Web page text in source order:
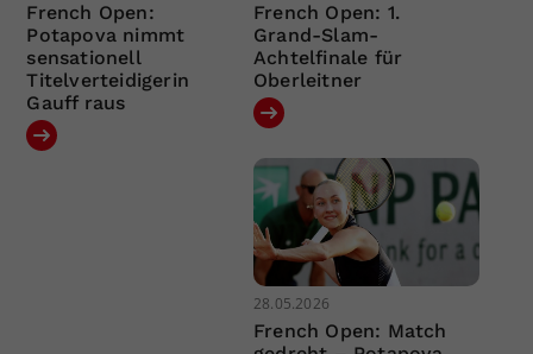
French Open:
Potapova nimmt
sensationell
Titelverteidigerin
Gauff raus
French Open: 1.
Grand-Slam-
Achtelfinale für
Oberleitner
28.05.2026
French Open: Match